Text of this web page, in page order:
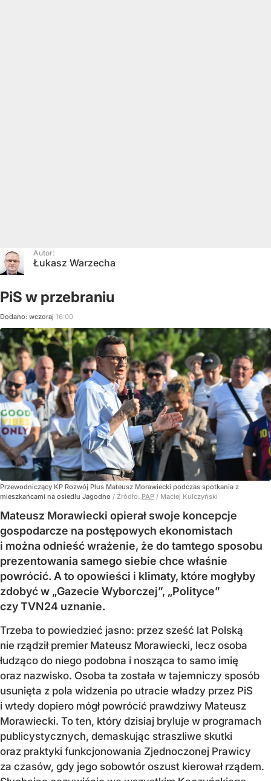
Autor:
Łukasz Warzecha
PiS w przebraniu
Dodano: wczoraj 16:00
Przewodniczący KP Rozwój Plus Mateusz Morawiecki podczas spotkania z
mieszkańcami na osiedlu Jagodno / Źródło: PAP / Maciej Kulczyński
Mateusz Morawiecki opierał swoje koncepcje
gospodarcze na postępowych ekonomistach
i można odnieść wrażenie, że do tamtego sposobu
prezentowania samego siebie chce właśnie
powrócić. A to opowieści i klimaty, które mogłyby
zdobyć w „Gazecie Wyborczej”, „Polityce”
czy TVN24 uznanie.
Trzeba to powiedzieć jasno: przez sześć lat Polską
nie rządził premier Mateusz Morawiecki, lecz osoba
łudząco do niego podobna i nosząca to samo imię
oraz nazwisko. Osoba ta została w tajemniczy sposób
usunięta z pola widzenia po utracie władzy przez PiS
i wtedy dopiero mógł powrócić prawdziwy Mateusz
Morawiecki. To ten, który dzisiaj bryluje w programach
publicystycznych, demaskując straszliwe skutki
oraz praktyki funkcjonowania Zjednoczonej Prawicy
za czasów, gdy jego sobowtór oszust kierował rządem.